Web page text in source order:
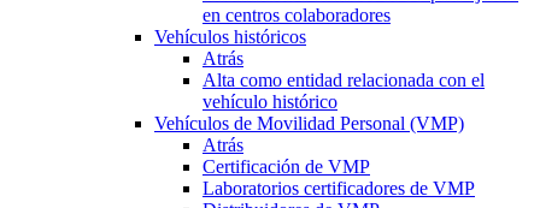
en centros colaboradores
Vehículos históricos
Atrás
Alta como entidad relacionada con el
vehículo histórico
Vehículos de Movilidad Personal (VMP)
Atrás
Certificación de VMP
Laboratorios certificadores de VMP